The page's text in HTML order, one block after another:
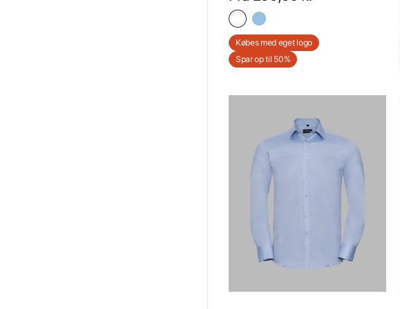
- Med Eget Logo
Købes med eget logo
Spar op til 50%